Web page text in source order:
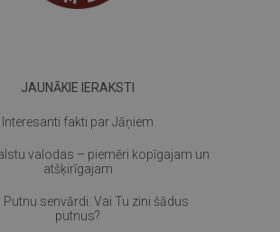
JAUNĀKIE IERAKSTI
Interesanti fakti par Jāņiem
valodas – piemēri kopīgajam un
atšķirīgajam
Putnu senvārdi. Vai Tu zini šādus
putnus?